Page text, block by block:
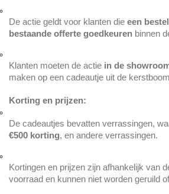
De actie geldt voor klanten die een
bestaande offerte goedkeuren binnen
Klanten moeten de actie in de
maken op een cadeautje uit de
Korting en prijzen:
€500 korting, en andere verrassingen.
Kortingen en prijzen zijn afhankelijk van
voorraad en kunnen niet worden geruild